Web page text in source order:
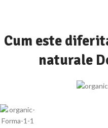
Cum este
naturale